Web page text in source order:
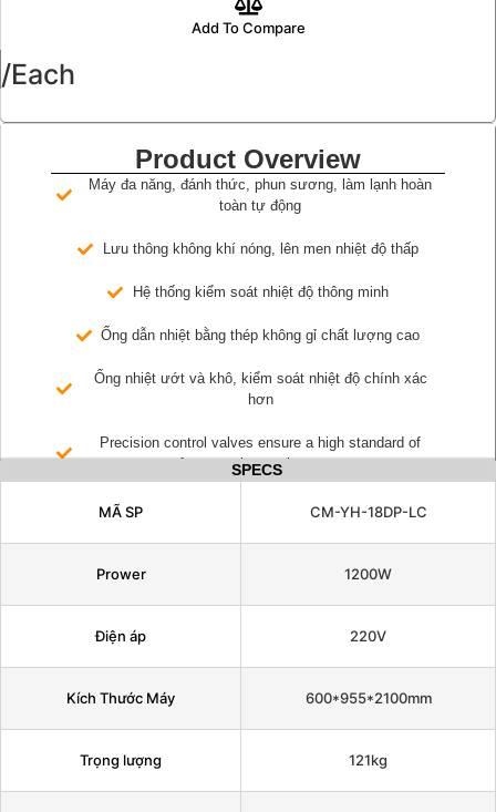
Add To Compare
/Each
Product Overview
Máy đa năng, đánh thức, phun sương, làm lạnh hoàn
toàn tự động
Lưu thông không khí nóng, lên men nhiệt độ thấp
Hệ thống kiểm soát nhiệt độ thông minh
Ống dẫn nhiệt bằng thép không gỉ chất lượng cao
Ống nhiệt ướt và khô, kiểm soát nhiệt độ chính xác
hơn
Precision control valves ensure a high standard of
fermentation environment
SPECS
MÃ SP CM-YH-18DP-LC
Prower 1200W
Điện áp 220V
Kích Thước Máy 600*955*2100mm
Trọng lượng 121kg